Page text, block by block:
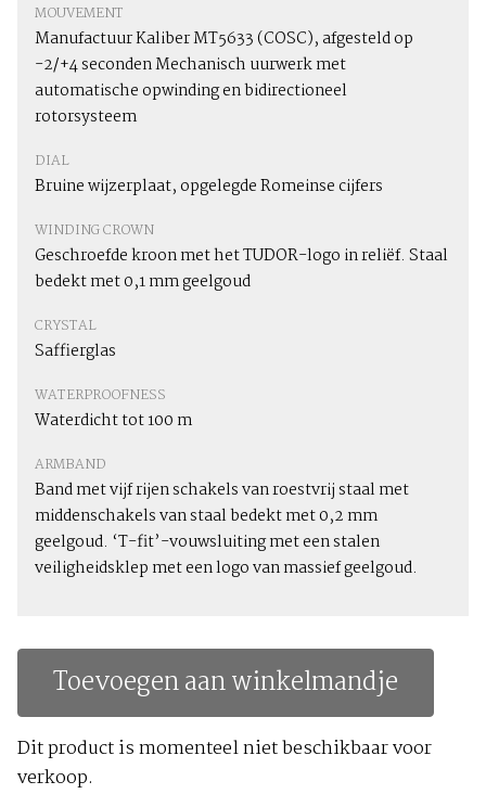
MOUVEMENT
Manufactuur Kaliber MT5633 (COSC), afgesteld op
-2/+4 seconden Mechanisch uurwerk met
automatische opwinding en bidirectioneel
rotorsysteem
DIAL
Bruine wijzerplaat, opgelegde Romeinse cijfers
WINDING CROWN
Geschroefde kroon met het TUDOR-logo in reliëf. Staal
bedekt met 0,1 mm geelgoud
CRYSTAL
Saffierglas
WATERPROOFNESS
Waterdicht tot 100 m
ARMBAND
Band met vijf rijen schakels van roestvrij staal met
middenschakels van staal bedekt met 0,2 mm
geelgoud. ‘T-fit’-vouwsluiting met een stalen
veiligheidsklep met een logo van massief geelgoud.
Toevoegen aan winkelmandje
Dit product is momenteel niet beschikbaar voor
verkoop.